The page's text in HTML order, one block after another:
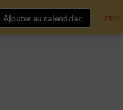
Ajouter au calendrier FR